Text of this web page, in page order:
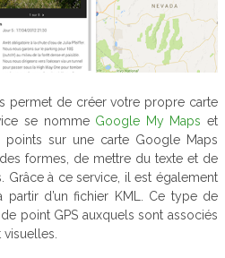
permet de créer votre propre carte
se nomme Google My Maps et
sur une carte Google Maps
formes, de mettre du texte et de
Grâce à ce service, il est également
d’un fichier KML. Ce type de
point GPS auxquels sont associés